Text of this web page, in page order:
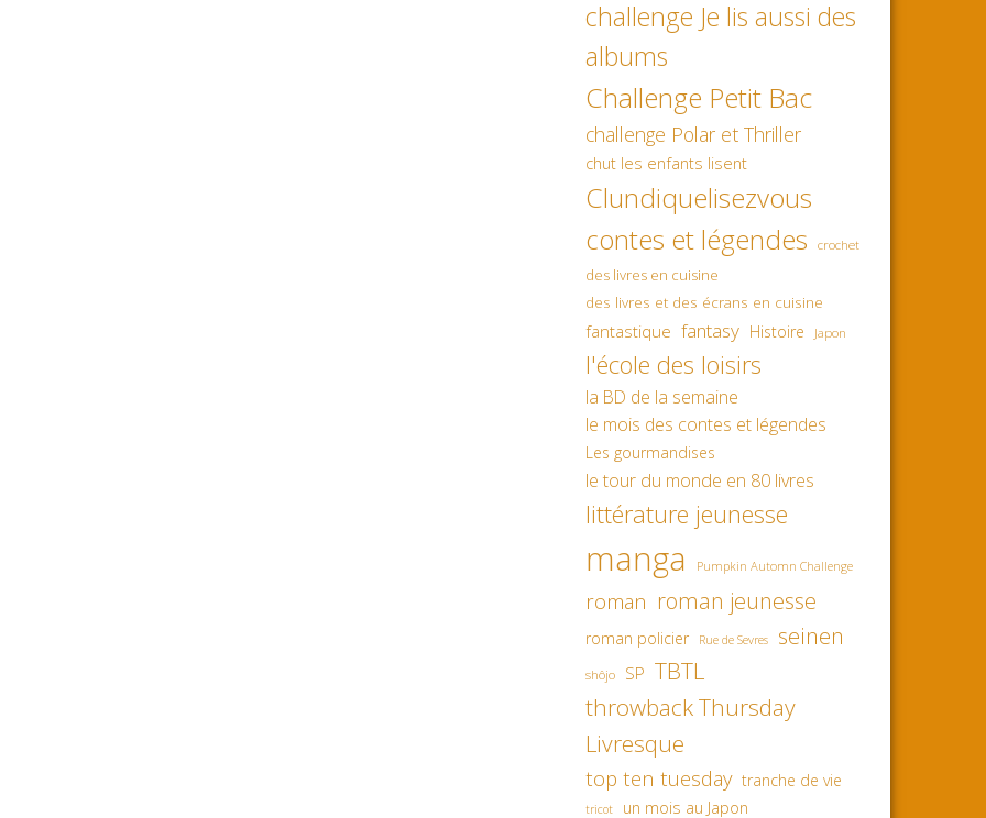
challenge Je lis aussi des
albums
Challenge Petit Bac
challenge Polar et Thriller
chut les enfants lisent
Clundiquelisezvous
contes et légendes
crochet
des livres en cuisine
des livres et des écrans en cuisine
fantastique fantasy Histoire Japon
l'école des loisirs
la BD de la semaine
le mois des contes et légendes
Les gourmandises
le tour du monde en 80 livres
littérature jeunesse
manga Pumpkin Automn Challenge
roman roman jeunesse
roman policier Rue de Sevres seinen
shôjo SP TBTL
throwback Thursday
Livresque
top ten tuesday tranche de vie
tricot un mois au Japon